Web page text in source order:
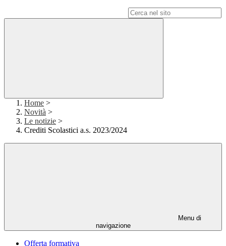
Home >
Novità >
Le notizie >
Crediti Scolastici a.s. 2023/2024
Menu di
navigazione
Offerta formativa